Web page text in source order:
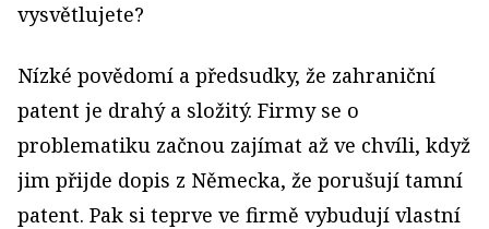
vysvětlujete?
Nízké povědomí a předsudky, že zahraniční
patent je drahý a složitý. Firmy se o
problematiku začnou zajímat až ve chvíli, když
jim přijde dopis z Německa, že porušují tamní
patent. Pak si teprve ve firmě vybudují vlastní